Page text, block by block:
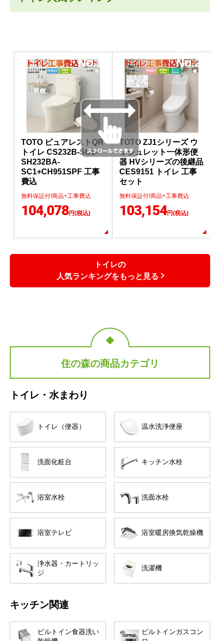
当店人気
No.1
TOTO ピュアレストQR
トイレ CS232B-SC1--
SH232BA-
SC1+CH951SPF 工事
費込
無料保証付!商品+工事費込
104,078円(税込)
当店人気
No.2
TOTO ZJ1シリーズ ウ
ォシュレット一体形便
器 HVシリーズの後継品
CES9151 トイレ 工事
セット
無料保証付!商品+工事費込
103,154円(税込)
トイレの
人気ランキングをもっと見る
住の森の商品カテゴリ
トイレ・水まわり
トイレ（便器） 温水洗浄便座
洗面化粧台 キッチン水栓
浴室水栓 洗面水栓
浴室テレビ 浴室暖房換気乾燥機
浄水器・カートリッ
ジ
洗濯機
キッチン関連
ビルトイン食器洗い
ビルトインガスコン